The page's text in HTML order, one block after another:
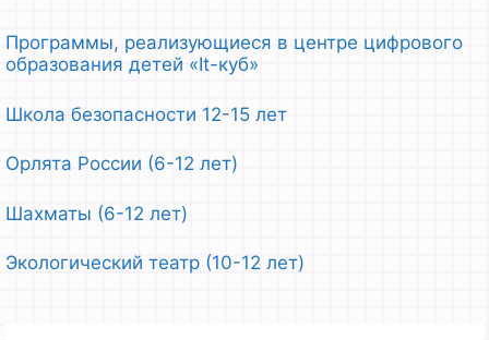
Программы, реализующиеся в центре цифрового
образования детей «It-куб»
Школа безопасности 12-15 лет
Орлята России (6-12 лет)
Шахматы (6-12 лет)
Экологический театр (10-12 лет)